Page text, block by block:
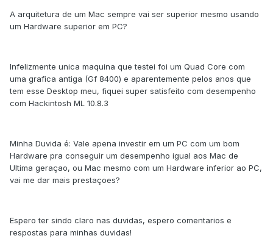
A arquitetura de um Mac sempre vai ser superior mesmo usando
um Hardware superior em PC?
Infelizmente unica maquina que testei foi um Quad Core com
uma grafica antiga (Gf 8400) e aparentemente pelos anos que
tem esse Desktop meu, fiquei super satisfeito com desempenho
com Hackintosh ML 10.8.3
Minha Duvida é: Vale apena investir em um PC com um bom
Hardware pra conseguir um desempenho igual aos Mac de
Ultima geraçao, ou Mac mesmo com um Hardware inferior ao PC,
vai me dar mais prestaçoes?
Espero ter sindo claro nas duvidas, espero comentarios e
respostas para minhas duvidas!